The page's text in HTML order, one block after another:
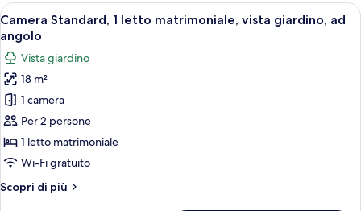
Apri
tutte
le
foto
per
Camera
Standard,
1
letto
vista
Una camera d'albergo moderna
11
Camera Standard, 1 letto matrimoniale, vista giardino, ad
angolo
Vista giardino
18 m²
1 camera
Per 2 persone
1 letto matrimoniale
Wi-Fi gratuito
Scopri di più
Altri